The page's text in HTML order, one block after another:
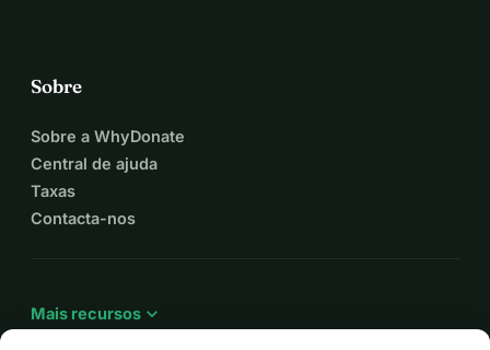
Sobre
Sobre a WhyDonate
Central de ajuda
Taxas
Contacta-nos
Mais recursos expand_more